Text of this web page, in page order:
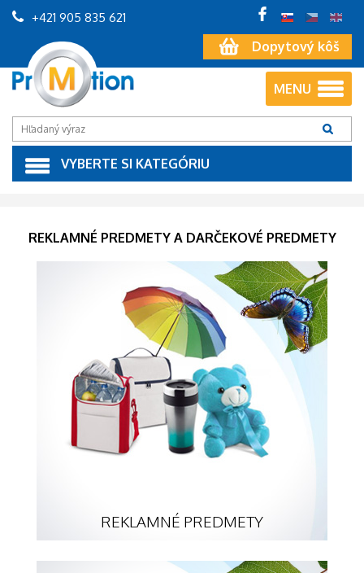
Dopytový kôš
+421 905 835 621
MENU
VYBERTE SI KATEGÓRIU
REKLAMNÉ PREDMETY A DARČEKOVÉ PREDMETY
REKLAMNÉ PREDMETY